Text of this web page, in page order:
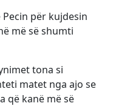
për kujdesin
më së shumti
tona si
matet nga ajo se
që kanë më së